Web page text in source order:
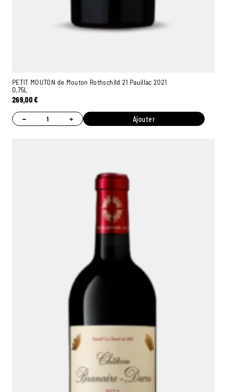
PETIT MOUTON de Mouton Rothschild 21 Pauillac 2021
0,75L
269,00€
− + Ajouter